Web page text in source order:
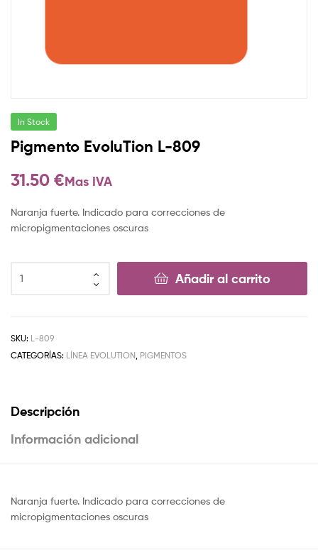
In Stock
Pigmento EvoluTion L-809
31.50 €Mas IVA
Naranja fuerte. Indicado para correcciones de
micropigmentaciones oscuras
Añadir al carrito
SKU: L-809
CATEGORÍAS: LÍNEA EVOLUTION PIGMENTOS
Descripción
Información adicional
Naranja fuerte. Indicado para correcciones de
micropigmentaciones oscuras